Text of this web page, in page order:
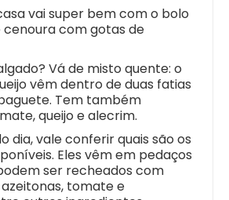
vai super bem com o bolo
cenoura com gotas de
Vá de misto quente: o
vêm dentro de duas fatias
Tem também
queijo e alecrim.
dia, vale conferir quais são os
Eles vêm em pedaços
ser recheados com
azeitonas, tomate e